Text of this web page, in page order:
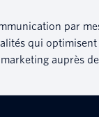
par
qui optimisent
auprès